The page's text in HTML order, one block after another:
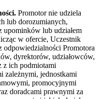
Promotor nie udziela
lub dorozumianych,
lub udziałem
w ofercie, Uczestnik
odpowiedzialności Promotora
dyrektorów, udziałowców,
z ich podmiotami
zależnymi, jednostkami
promocyjnymi
doradcami prawnymi za